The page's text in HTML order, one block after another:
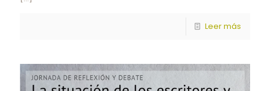
Leer más